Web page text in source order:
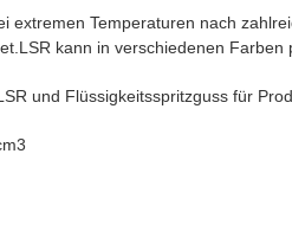
extremen Temperaturen nach
kann in verschiedenen Farben
und Flüssigkeitsspritzguss für